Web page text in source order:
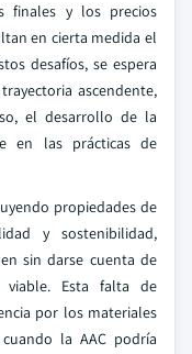
finales y los precios
en cierta medida el
desafíos, se espera
ascendente,
el desarrollo de la
en las prácticas de
propiedades de
y sostenibilidad,
sin darse cuenta de
viable. Esta falta de
por los materiales
la AAC podría